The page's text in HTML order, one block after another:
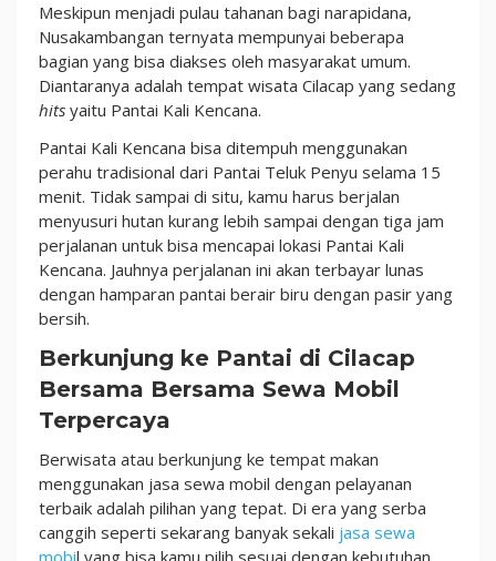
Meskipun menjadi pulau tahanan bagi narapidana,
Nusakambangan ternyata mempunyai beberapa
bagian yang bisa diakses oleh masyarakat umum.
Diantaranya adalah tempat wisata Cilacap yang sedang
hits yaitu Pantai Kali Kencana.
Pantai Kali Kencana bisa ditempuh menggunakan
perahu tradisional dari Pantai Teluk Penyu selama 15
menit. Tidak sampai di situ, kamu harus berjalan
menyusuri hutan kurang lebih sampai dengan tiga jam
perjalanan untuk bisa mencapai lokasi Pantai Kali
Kencana. Jauhnya perjalanan ini akan terbayar lunas
dengan hamparan pantai berair biru dengan pasir yang
bersih.
Berkunjung ke Pantai di Cilacap
Bersama Bersama Sewa Mobil
Terpercaya
Berwisata atau berkunjung ke tempat makan
menggunakan jasa sewa mobil dengan pelayanan
terbaik adalah pilihan yang tepat. Di era yang serba
canggih seperti sekarang banyak sekali jasa sewa